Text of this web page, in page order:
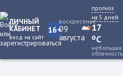
ЛИЧНЫЙ
КАБИНЕТ
вход на сайт
16+
воскресенье
09
августа
прогноз
на 5 дней
17
oC
небольшая
облачность